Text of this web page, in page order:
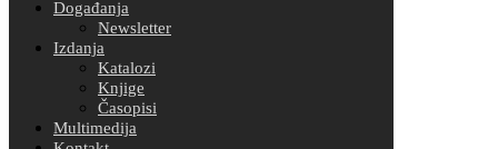
Događanja
Newsletter
Izdanja
Katalozi
Knjige
Časopisi
Multimedija